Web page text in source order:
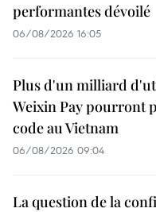
performantes dévoilé
06/08/2026 16:05
Plus d'un milliard
Weixin Pay pourront
code au Vietnam
06/08/2026 09:04
La question de la